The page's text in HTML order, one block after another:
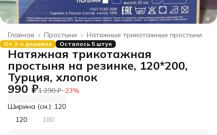
Натяжные трикотажные простыни
Простыни ›
Главная ›
От 2-х дешевле Осталось 5 штук
Натяжная трикотажная
простыня на резинке, 120*200,
Турция, хлопок
990 ₽1 290 ₽−23%
Ширина (см.): 120
120
180